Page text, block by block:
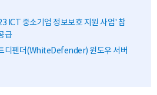
ICT 중소기업 정보보호 지원 사업' 참
급
디펜더(WhiteDefender) 윈도우 서버